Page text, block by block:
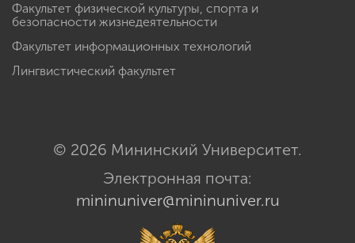
Факультет физической культуры, спорта и
безопасности жизнедеятельности
Факультет информационных технологий
Лингвистический факультет
© 2026 Мининский Университет.
Электронная почта:
mininuniver@mininuniver.ru